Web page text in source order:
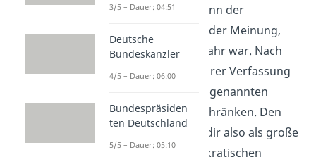
rechtlich erlaubt
. Denn der
Reichspräsident war der Meinung,
dass der Staat in Gefahr war. Nach
Artikel 48der Weimarer Verfassung
reicht das, um all die genannten
Grundrechte einzuschränken. Den
Artikel 48 kannst du dir also als große
Schwäche der demokratischen
3/5 – Dauer: 04:51
Deutsche
Bundeskanzler
4/5 – Dauer: 06:00
Bundespräsiden
ten Deutschland
5/5 – Dauer: 05:10